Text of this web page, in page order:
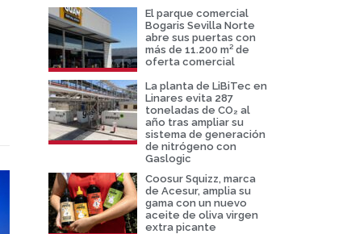
El parque comercial
Bogaris Sevilla Norte
abre sus puertas con
más de 11.200 m² de
oferta comercial
La planta de LiBiTec en
Linares evita 287
toneladas de CO₂ al
año tras ampliar su
sistema de generación
de nitrógeno con
Gaslogic
Coosur Squizz, marca
de Acesur, amplia su
gama con un nuevo
aceite de oliva virgen
extra picante